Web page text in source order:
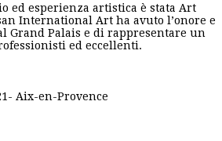
ed esperienza artistica è stata Art
International Art ha avuto l’onore e
Grand Palais e di rappresentare un
ed eccellenti.